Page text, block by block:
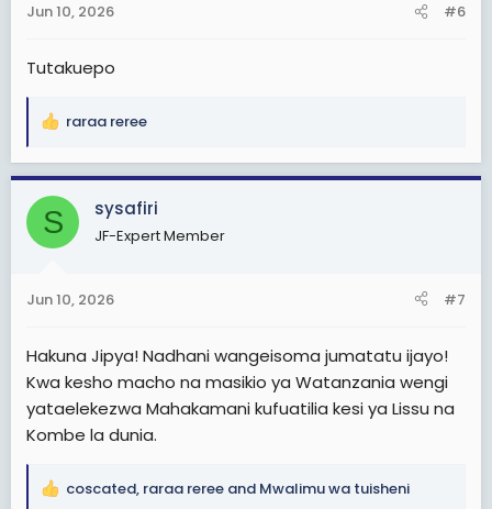
s
Jun 10, 2026 #6
Tutakuepo
R
a
c
i
s
raraa reree
S sysafiri
JF-Expert Member
Jun 10, 2026 #7
Hakuna Jipya! Nadhani wangeisoma jumatatu ijayo!
Kwa kesho macho na masikio ya Watanzania wengi
yataelekezwa Mahakamani kufuatilia kesi ya Lissu na
Kombe la dunia.
R
coscated, raraa reree and Mwalimu wa tuisheni